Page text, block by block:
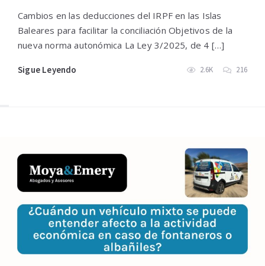
Cambios en las deducciones del IRPF en las Islas
Baleares para facilitar la conciliación Objetivos de la
nueva norma autonómica La Ley 3/2025, de 4 […]
Sigue Leyendo 2.6K 216